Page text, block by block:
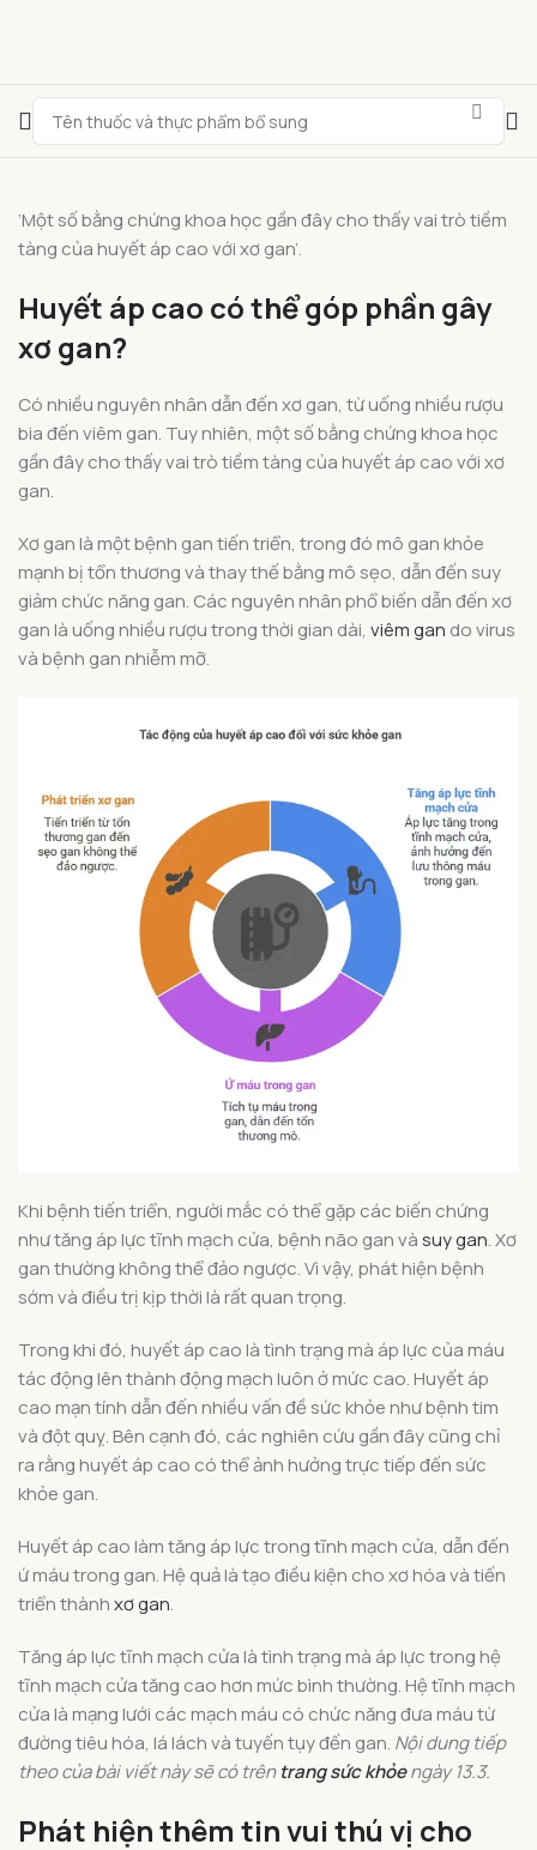
‘Một số bằng chứng khoa học gần đây cho thấy vai trò tiềm
tàng của huyết áp cao với xơ gan’.
Huyết áp cao có thể góp phần gây
xơ gan?
Có nhiều nguyên nhân dẫn đến xơ gan, từ uống nhiều rượu
bia đến viêm gan. Tuy nhiên, một số bằng chứng khoa học
gần đây cho thấy vai trò tiềm tàng của huyết áp cao với xơ
gan.
Xơ gan là một bệnh gan tiến triển, trong đó mô gan khỏe
mạnh bị tổn thương và thay thế bằng mô sẹo, dẫn đến suy
giảm chức năng gan. Các nguyên nhân phổ biến dẫn đến xơ
gan là uống nhiều rượu trong thời gian dài, viêm gan do virus
và bệnh gan nhiễm mỡ.
Khi bệnh tiến triển, người mắc có thể gặp các biến chứng
như tăng áp lực tĩnh mạch cửa, bệnh não gan vàsuy gan. Xơ
gan thường không thể đảo ngược. Vì vậy, phát hiện bệnh
sớm và điều trị kịp thời là rất quan trọng.
Trong khi đó, huyết áp cao là tình trạng mà áp lực của máu
tác động lên thành động mạch luôn ở mức cao. Huyết áp
cao mạn tính dẫn đến nhiều vấn đề sức khỏe như bệnh tim
và đột quỵ. Bên cạnh đó, các nghiên cứu gần đây cũng chỉ
ra rằng huyết áp cao có thể ảnh hưởng trực tiếp đến sức
khỏe gan.
Huyết áp cao làm tăng áp lực trong tĩnh mạch cửa, dẫn đến
ứ máu trong gan. Hệ quả là tạo điều kiện cho xơ hóa và tiến
triển thànhxơ gan.
Tăng áp lực tĩnh mạch cửa là tình trạng mà áp lực trong hệ
tĩnh mạch cửa tăng cao hơn mức bình thường. Hệ tĩnh mạch
cửa là mạng lưới các mạch máu có chức năng đưa máu từ
đường tiêu hóa, lá lách và tuyến tụy đến gan. Nội dung tiếp
theo của bài viếtnày sẽ có trên trang sức khỏengày13.3.
Phát hiện thêm tin vui thú vị cho